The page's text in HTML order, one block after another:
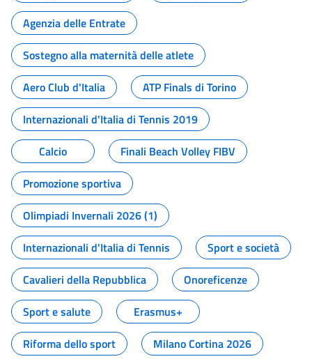
Agenzia delle Entrate
Sostegno alla maternità delle atlete
Aero Club d'Italia
ATP Finals di Torino
Internazionali d'Italia di Tennis 2019
Calcio
Finali Beach Volley FIBV
Promozione sportiva
Olimpiadi Invernali 2026 (1)
Internazionali d'Italia di Tennis
Sport e società
Cavalieri della Repubblica
Onoreficenze
Sport e salute
Erasmus+
Riforma dello sport
Milano Cortina 2026